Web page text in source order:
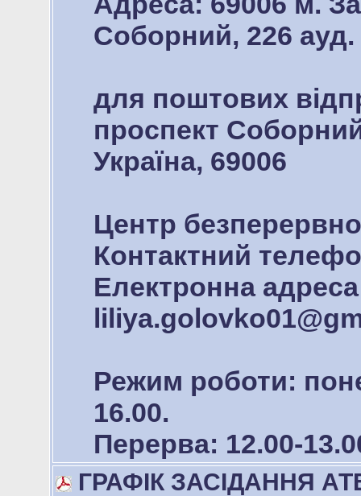
Соборний, 226 ауд.
для поштових
проспект
Україна, 69006
Центр
Контактний
Електронна
Режим роботи:
16.00.
Перерва: 12.00-
ГРАФІК ЗАСІДАННЯ